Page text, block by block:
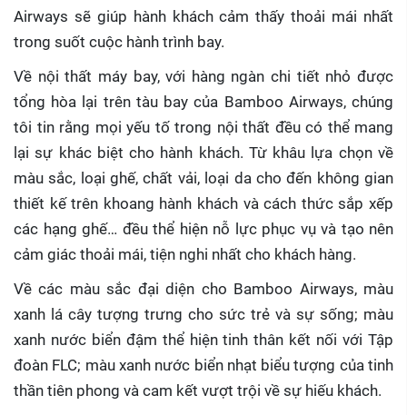
Airways sẽ giúp hành khách cảm thấy thoải mái nhất
trong suốt cuộc hành trình bay.
Về nội thất máy bay, với hàng ngàn chi tiết nhỏ được
tổng hòa lại trên tàu bay của Bamboo Airways, chúng
tôi tin rằng mọi yếu tố trong nội thất đều có thể mang
lại sự khác biệt cho hành khách. Từ khâu lựa chọn về
màu sắc, loại ghế, chất vải, loại da cho đến không gian
thiết kế trên khoang hành khách và cách thức sắp xếp
các hạng ghế… đều thể hiện nỗ lực phục vụ và tạo nên
cảm giác thoải mái, tiện nghi nhất cho khách hàng.
Về các màu sắc đại diện cho Bamboo Airways, màu
xanh lá cây tượng trưng cho sức trẻ và sự sống; màu
xanh nước biển đậm thể hiện tinh thân kết nối với Tập
đoàn FLC; màu xanh nước biển nhạt biểu tượng của tinh
thần tiên phong và cam kết vượt trội về sự hiếu khách.